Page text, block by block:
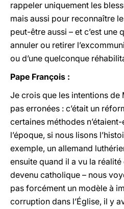
rappeler uniquement les
mais aussi pour reconnaître
peut-être aussi – et c’est une
annuler ou retirer
ou d’une quelconque
Pape François :
Je crois que les intentions de
pas erronées : c’était un
certaines méthodes
l’époque, si nous lisons
exemple, un allemand
ensuite quand il a vu la
devenu catholique – nous
pas forcément un modèle à
corruption dans l’Église, il y